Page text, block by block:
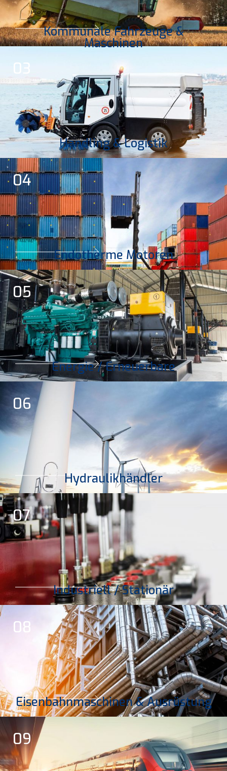
03
Kommunale Fahrzeuge &
Maschinen
04
Handling & Logistik
05
Endotherme Motoren
06
Energie / Erneuerbare
07
Hydraulikhändler
08
Industriell / Stationär
09
Eisenbahnmaschinen & Ausrüstung